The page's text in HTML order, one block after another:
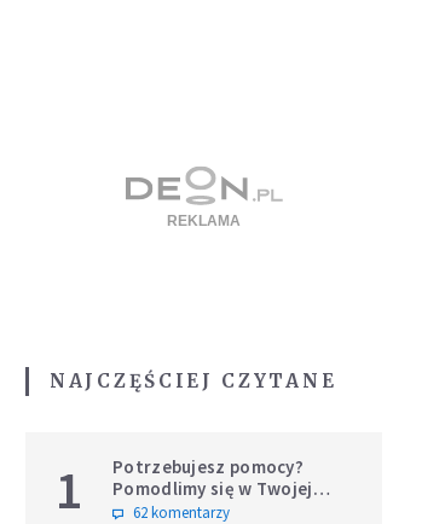
NAJCZĘŚCIEJ CZYTANE
1
Potrzebujesz pomocy?
Pomodlimy się w Twojej
intencji
62 komentarzy